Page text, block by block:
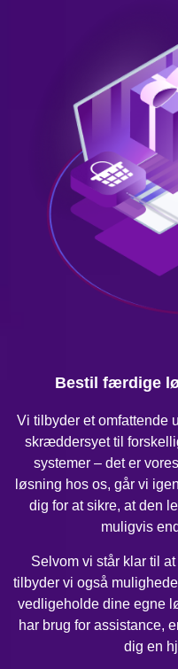
Bestil færdige
Vi tilbyder et omfattende
skræddersyet til
systemer – det er
løsning hos os, går vi
dig for at sikre, at den
muligvis
Selvom vi står klar til
tilbyder vi også
vedligeholde dine egne
har brug for assistance,
dig en